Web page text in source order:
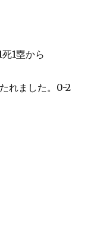
1塁から
れました。0-2